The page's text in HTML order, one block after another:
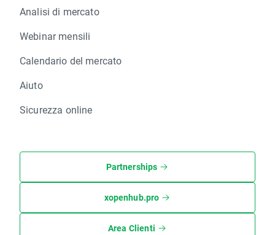
Analisi di mercato
Webinar mensili
Calendario del mercato
Aiuto
Sicurezza online
Partnerships
xopenhub.pro
Area Clienti